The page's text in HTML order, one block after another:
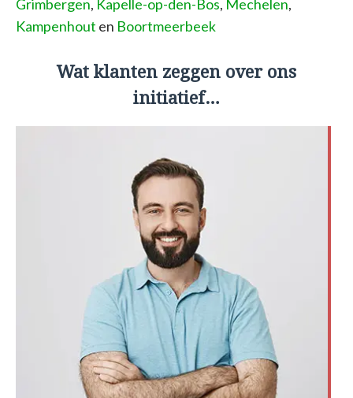
Grimbergen, Kapelle-op-den-Bos, Mechelen,
Kampenhout en Boortmeerbeek
Wat klanten zeggen over ons
initiatief…